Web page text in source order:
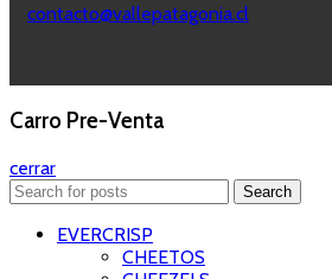
contacto@vallepatagonia.cl
Carro Pre-Venta
cerrar
Search
EVERCRISP
CHEETOS